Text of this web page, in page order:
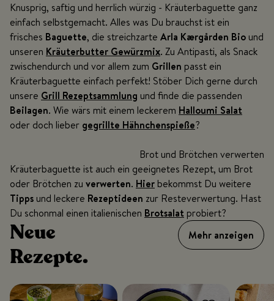
Knusprig, saftig und herrlich würzig - Kräuterbaguette ganz
einfach selbstgemacht. Alles was Du brauchst ist ein
frisches Baguette, die streichzarte Arla Kærgården Bio und
unseren Kräuterbutter Gewürzmix. Zu Antipasti, als Snack
zwischendurch und vor allem zum Grillen passt ein
Kräuterbaguette einfach perfekt! Stöber Dich gerne durch
unsere Grill Rezeptsammlung und finde die passenden
Beilagen. Wie wärs mit einem leckerem Halloumi Salat
oder doch lieber gegrillte Hähnchenspieße?
Brot und Brötchen verwerten
Kräuterbaguette ist auch ein geeignetes Rezept, um Brot
oder Brötchen zu verwerten. Hier bekommst Du weitere
Tipps und leckere Rezeptideen zur Resteverwertung. Hast
Du schonmal einen italienischen Brotsalat probiert?
Neue
Rezepte.
Mehr anzeigen